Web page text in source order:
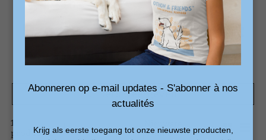
Producten getagd met
huisdierenbank
Filters weergeven
1
producten
op
producten
Abonneren op e-mail updates - S'abonner à nos
actualités
Krijg als eerste toegang tot onze nieuwste producten,